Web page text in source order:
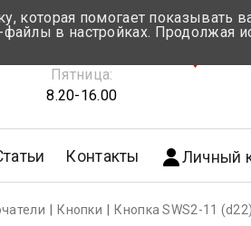
Понедельник-Четверг:
Пятница:
8.20-16.00
Контакты Личный
Кнопки Кнопка SWS2-11
которая помогает показывать
в настройках. Продолжая